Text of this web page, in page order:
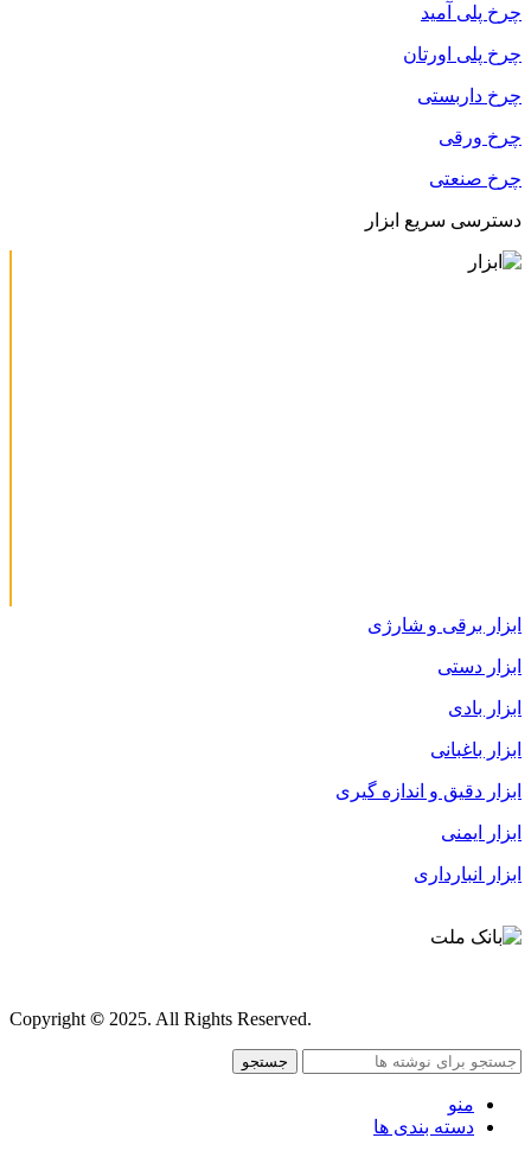
چرخ پلی آمید
چرخ پلی اورتان
چرخ داربستی
چرخ ورقی
چرخ صنعتی
دسترسی سریع ابزار
ابزار برقی و شارژی
ابزار دستی
ابزار بادی
ابزار باغبانی
ابزار دقیق و اندازه گیری
ابزار ایمنی
ابزار انبارداری
Copyright© 2025. All Rights Reserved.
جستجو
منو
دسته بندی ها